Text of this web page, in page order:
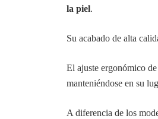
la piel.
Su acabado de alta
El ajuste ergonómico
manteniéndose en su
A diferencia de los